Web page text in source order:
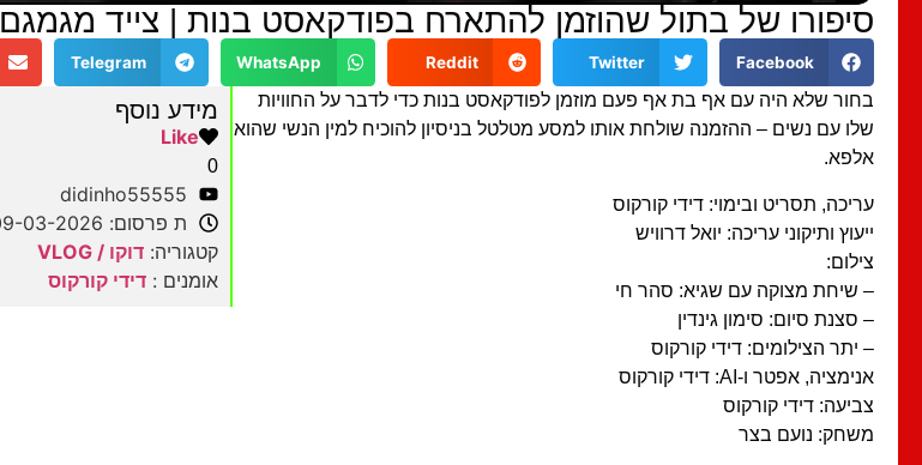
סיפורו של בתול שהוזמן להתארח בפודקאסט בנות | צייד מגמגם
Facebook
Twitter
Reddit
WhatsApp
Telegram
בחור שלא היה עם אף בת אף פעם מוזמן לפודקאסט בנות כדי לדבר על החוויות
שלו עם נשים – ההזמנה שולחת אותו למסע מטלטל בניסיון להוכיח למין הנשי שהוא
אלפא.
עריכה, תסריט ובימוי: דידי קורקוס
ייעוץ ותיקוני עריכה: יואל דרוויש
צילום:
– שיחת מצוקה עם שגיא: סהר חי
– סצנת סיום: סימון גינדין
– יתר הצילומים: דידי קורקוס
אנימציה, אפטר ו-AI: דידי קורקוס
צביעה: דידי קורקוס
משחק: נועם בצר
מידע נוסף
Like
0
didinho55555
ת פרסום: 09-03-2026
קטגוריה: דוקו / VLOG
אומנים : דידי קורקוס